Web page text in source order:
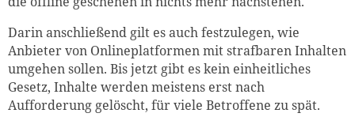
Darin anschließend gilt es auch festzulegen, wie
Anbieter von Onlineplatformen mit strafbaren Inhalten
umgehen sollen. Bis jetzt gibt es kein einheitliches
Gesetz, Inhalte werden meistens erst nach
Aufforderung gelöscht, für viele Betroffene zu spät.